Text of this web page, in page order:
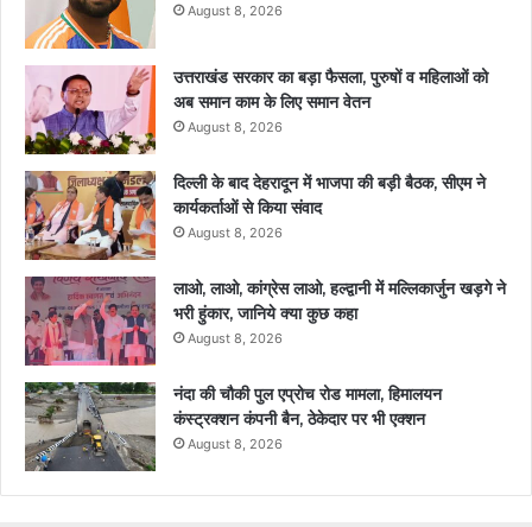
August 8, 2026
उत्तराखंड सरकार का बड़ा फैसला, पुरुषों व महिलाओं को
अब समान काम के लिए समान वेतन
August 8, 2026
दिल्ली के बाद देहरादून में भाजपा की बड़ी बैठक, सीएम ने
कार्यकर्ताओं से किया संवाद
August 8, 2026
लाओ, लाओ, कांग्रेस लाओ, हल्द्वानी में मल्लिकार्जुन खड़गे ने
भरी हुंकार, जानिये क्या कुछ कहा
August 8, 2026
नंदा की चौकी पुल एप्रोच रोड मामला, हिमालयन
कंस्ट्रक्शन कंपनी बैन, ठेकेदार पर भी एक्शन
August 8, 2026